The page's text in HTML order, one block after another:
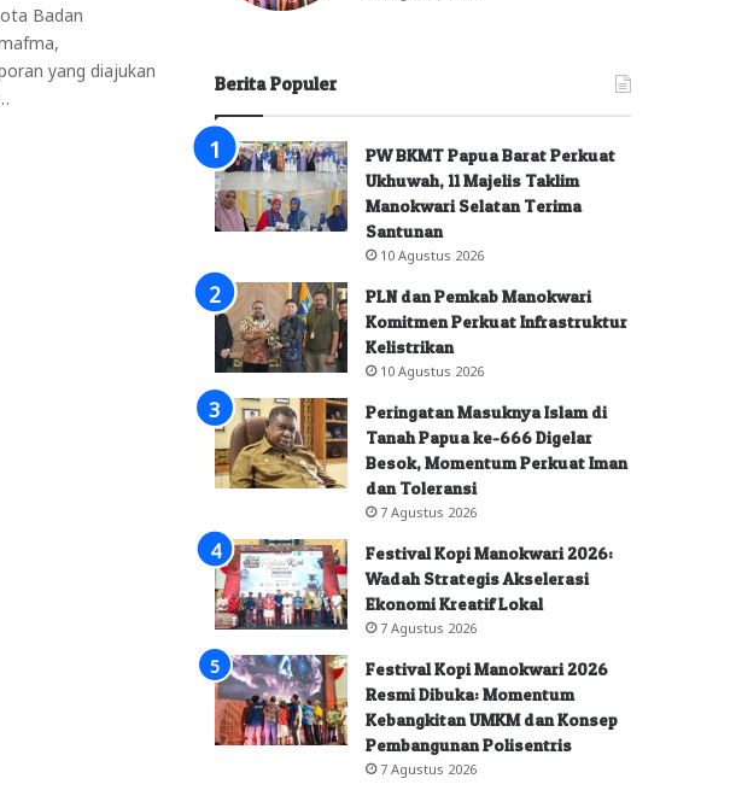
Badan
yang diajukan
Berita Populer
PW BKMT Papua Barat Perkuat
Ukhuwah, 11 Majelis Taklim
Manokwari Selatan Terima
Santunan
10 Agustus 2026
PLN dan Pemkab Manokwari
Komitmen Perkuat Infrastruktur
Kelistrikan
10 Agustus 2026
Peringatan Masuknya Islam di
Tanah Papua ke-666 Digelar
Besok, Momentum Perkuat Iman
dan Toleransi
7 Agustus 2026
Festival Kopi Manokwari 2026:
Wadah Strategis Akselerasi
Ekonomi Kreatif Lokal
7 Agustus 2026
Festival Kopi Manokwari 2026
Resmi Dibuka: Momentum
Kebangkitan UMKM dan Konsep
Pembangunan Polisentris
7 Agustus 2026